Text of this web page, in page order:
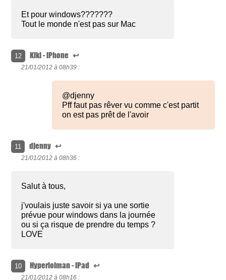
Et pour windows???????
Tout le monde n'est pas sur Mac
12 Kiki - iPhone ↩
21/01/2012 à 08h39 :
@djenny
Pff faut pas rêver vu comme c'est partit
on est pas prêt de l'avoir
11 djenny ↩
21/01/2012 à 08h36 :
Salut à tous,
j'voulais juste savoir si ya une sortie
prévue pour windows dans la journée
ou si ça risque de prendre du temps ?
LOVE
10 Hyperlolman - iPad ↩
21/01/2012 à 08h16 :